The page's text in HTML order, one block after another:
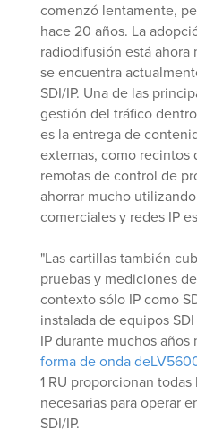
comenzó lentamente,
hace 20 años. La
radiodifusión está ahora
se encuentra
SDI/IP. Una de las
gestión del tráfico
es la entrega de
externas, como recintos
remotas de control de
ahorrar mucho
comerciales y redes IP
"Las cartillas también
pruebas y mediciones
contexto sólo IP como
instalada de equipos
IP durante muchos años
forma de onda
1 RU proporcionan
necesarias para operar
SDI/IP.